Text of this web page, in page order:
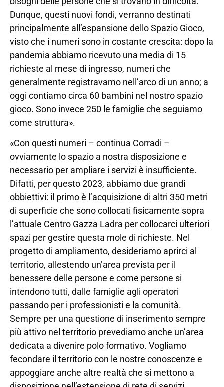
Dunque, questi nuovi fondi, verranno destinati
principalmente all’espansione dello Spazio Gioco,
visto che i numeri sono in costante crescita: dopo la
pandemia abbiamo ricevuto una media di 15
richieste al mese di ingresso, numeri che
generalmente registravamo nell’arco di un anno; a
oggi contiamo circa 60 bambini nel nostro spazio
gioco. Sono invece 250 le famiglie che seguiamo
come struttura».
«Con questi numeri – continua Corradi –
ovviamente lo spazio a nostra disposizione e
necessario per ampliare i servizi è insufficiente.
Difatti, per questo 2023, abbiamo due grandi
obbiettivi: il primo è l’acquisizione di altri 350 metri
di superficie che sono collocati fisicamente sopra
l’attuale Centro Gazza Ladra per collocarci ulteriori
spazi per gestire questa mole di richieste. Nel
progetto di ampliamento, desideriamo aprirci al
territorio, allestendo un’area prevista per il
benessere delle persone e come persone si
intendono tutti, dalle famiglie agli operatori
passando per i professionisti e la comunità.
Sempre per una questione di inserimento sempre
più attivo nel territorio prevediamo anche un’area
dedicata a divenire polo formativo. Vogliamo
fecondare il territorio con le nostre conoscenze e
appoggiare anche altre realtà che si mettono a